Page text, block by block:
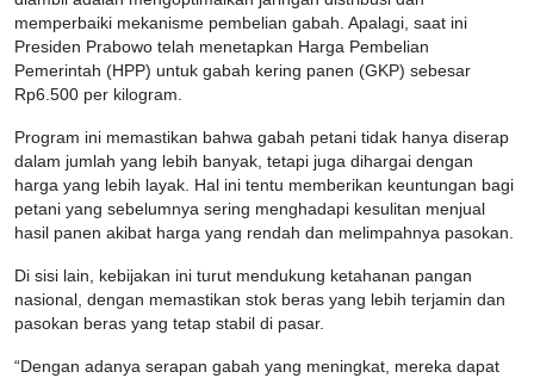
memperbaiki mekanisme pembelian gabah. Apalagi, saat ini
Presiden Prabowo telah menetapkan Harga Pembelian
Pemerintah (HPP) untuk gabah kering panen (GKP) sebesar
Rp6.500 per kilogram.
Program ini memastikan bahwa gabah petani tidak hanya diserap
dalam jumlah yang lebih banyak, tetapi juga dihargai dengan
harga yang lebih layak. Hal ini tentu memberikan keuntungan bagi
petani yang sebelumnya sering menghadapi kesulitan menjual
hasil panen akibat harga yang rendah dan melimpahnya pasokan.
Di sisi lain, kebijakan ini turut mendukung ketahanan pangan
nasional, dengan memastikan stok beras yang lebih terjamin dan
pasokan beras yang tetap stabil di pasar.
“Dengan adanya serapan gabah yang meningkat, mereka dapat